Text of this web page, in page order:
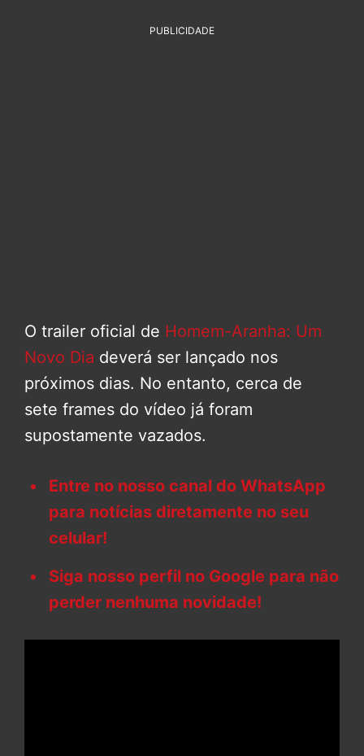
PUBLICIDADE
O trailer oficial de Homem-Aranha: Um
Novo Dia deverá ser lançado nos
próximos dias. No entanto, cerca de
sete frames do vídeo já foram
supostamente vazados.
Entre no nosso canal do WhatsApp
para notícias diretamente no seu
celular!
Siga nosso perfil no Google para não
perder nenhuma novidade!